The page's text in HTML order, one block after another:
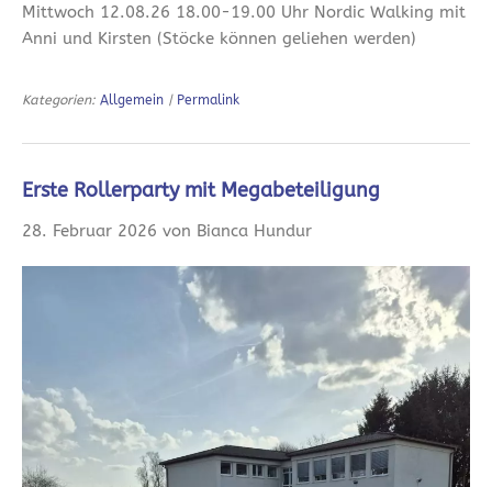
Mittwoch 12.08.26 18.00-19.00 Uhr Nordic Walking mit
Anni und Kirsten (Stöcke können geliehen werden)
Kategorien: Allgemein | Permalink
Erste Rollerparty mit Megabeteiligung
28. Februar 2026 von Bianca Hundur